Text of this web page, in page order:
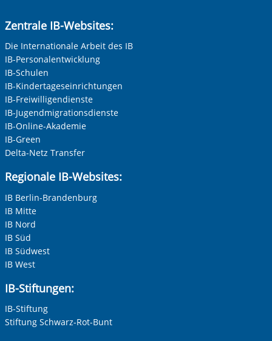
Zentrale IB-Websites:
Die Internationale Arbeit des IB
IB-Personalentwicklung
IB-Schulen
IB-Kindertageseinrichtungen
IB-Freiwilligendienste
IB-Jugendmigrationsdienste
IB-Online-Akademie
IB-Green
Delta-Netz Transfer
Regionale IB-Websites:
IB Berlin-Brandenburg
IB Mitte
IB Nord
IB Süd
IB Südwest
IB West
IB-Stiftungen:
IB-Stiftung
Stiftung Schwarz-Rot-Bunt